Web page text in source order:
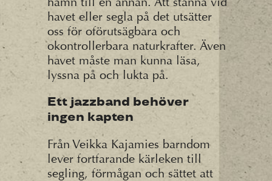
havet eller segla på det utsätter
oss för oförutsägbara och
okontrollerbara naturkrafter. Även
havet måste man kunna läsa,
lyssna på och lukta på.
Ett jazzband behöver
ingen kapten
Från Veikka Kajamies barndom
lever fortfarande kärleken till
segling, förmågan och sättet att